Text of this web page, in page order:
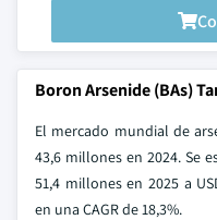
Boron Arsenide (BAs)
El mercado mundial de
43,6 millones en 2024. Se
51,4 millones en 2025 a
en una CAGR de 18,3%.